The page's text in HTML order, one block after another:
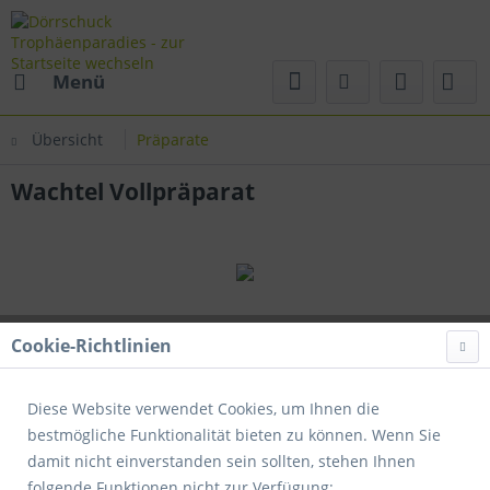
Menü
Übersicht Präparate
Wachtel Vollpräparat
Cookie-Richtlinien
Diese Website verwendet Cookies, um Ihnen die
bestmögliche Funktionalität bieten zu können. Wenn Sie
damit nicht einverstanden sein sollten, stehen Ihnen